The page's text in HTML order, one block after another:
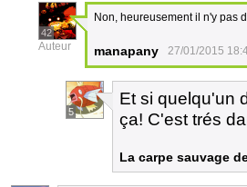
42
Auteur
Non, heureusement il n'y pas
manapany 27/01/2015
5
Et si quelqu'un
ça! C'est trés
La carpe sauvage